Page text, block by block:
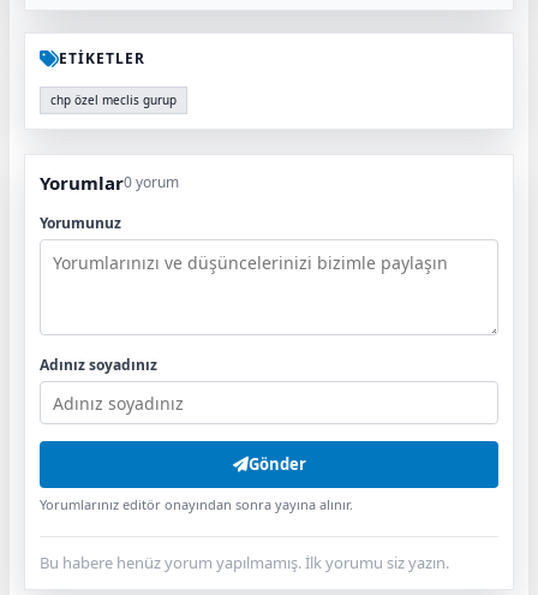
ETİKETLER
chp özel meclis gurup
Yorumlar0 yorum
Yorumunuz
Adınız soyadınız
Gönder
Yorumlarınız editör onayından sonra yayına alınır.
Bu habere henüz yorum yapılmamış. İlk yorumu siz yazın.